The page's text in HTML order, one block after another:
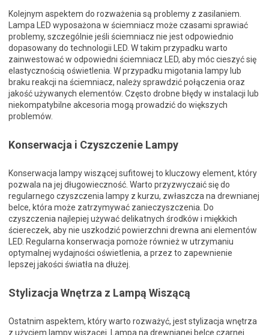
Kolejnym aspektem do rozważenia są problemy z zasilaniem.
Lampa LED wyposażona w ściemniacz może czasami sprawiać
problemy, szczególnie jeśli ściemniacz nie jest odpowiednio
dopasowany do technologii LED. W takim przypadku warto
zainwestować w odpowiedni ściemniacz LED, aby móc cieszyć się
elastycznością oświetlenia. W przypadku migotania lampy lub
braku reakcji na ściemniacz, należy sprawdzić połączenia oraz
jakość używanych elementów. Często drobne błędy w instalacji lub
niekompatybilne akcesoria mogą prowadzić do większych
problemów.
Konserwacja i Czyszczenie Lampy
Konserwacja lampy wiszącej sufitowej to kluczowy element, który
pozwala na jej długowieczność. Warto przyzwyczaić się do
regularnego czyszczenia lampy z kurzu, zwłaszcza na drewnianej
belce, która może zatrzymywać zanieczyszczenia. Do
czyszczenia najlepiej używać delikatnych środków i miękkich
ściereczek, aby nie uszkodzić powierzchni drewna ani elementów
LED. Regularna konserwacja pomoże również w utrzymaniu
optymalnej wydajności oświetlenia, a przez to zapewnienie
lepszej jakości światła na dłużej.
Stylizacja Wnętrza z Lampą Wiszącą
Ostatnim aspektem, który warto rozważyć, jest stylizacja wnętrza
z użyciem lampy wiszącej. Lampa na drewnianej belce czarnej